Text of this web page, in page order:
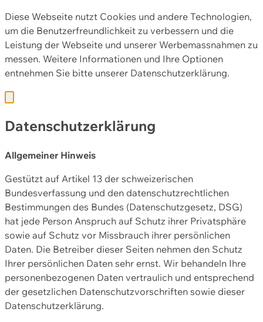
Diese Webseite nutzt Cookies und andere Technologien,
um die Benutzerfreundlichkeit zu verbessern und die
Leistung der Webseite und unserer Werbemassnahmen zu
messen. Weitere Informationen und Ihre Optionen
entnehmen Sie bitte unserer Datenschutzerklärung.
Datenschutzerklärung
Allgemeiner Hinweis
Gestützt auf Artikel 13 der schweizerischen
Bundesverfassung und den datenschutzrechtlichen
Bestimmungen des Bundes (Datenschutzgesetz, DSG)
hat jede Person Anspruch auf Schutz ihrer Privatsphäre
sowie auf Schutz vor Missbrauch ihrer persönlichen
Daten. Die Betreiber dieser Seiten nehmen den Schutz
Ihrer persönlichen Daten sehr ernst. Wir behandeln Ihre
personenbezogenen Daten vertraulich und entsprechend
der gesetzlichen Datenschutzvorschriften sowie dieser
Datenschutzerklärung.